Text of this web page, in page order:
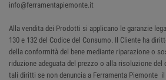
info@ferramentapiemonte.it
Alla vendita dei Prodotti si applicano le garanzie
130 e 132 del Codice del Consumo. Il Cliente ha
della conformità del bene mediante riparazione o
riduzione adeguata del prezzo o alla risoluzione del
tali diritti se non denuncia a Ferramenta Piemonte